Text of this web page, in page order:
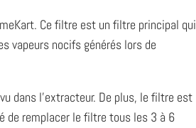
Ce filtre est un filtre principal qui
vapeurs nocifs générés lors de
dans l’extracteur. De plus, le filtre est
de remplacer le filtre tous les 3 à 6